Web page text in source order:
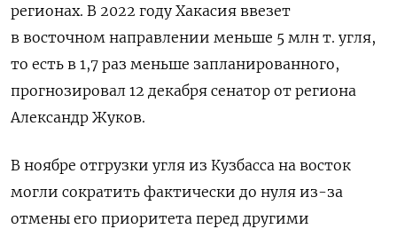
регионах. В 2022 году Хакасия ввезет
в восточном направлении меньше 5 млн т. угля,
то есть в 1,7 раз меньше запланированного,
прогнозировал 12 декабря сенатор от региона
Александр Жуков.
В ноябре отгрузки угля из Кузбасса на восток
могли сократить фактически до нуля из-за
отмены его приоритета перед другими